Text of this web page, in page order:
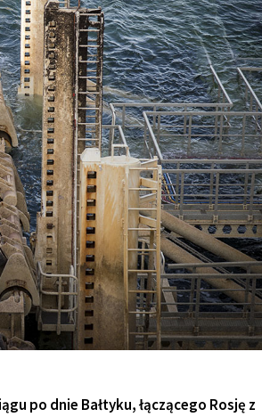
po dnie Bałtyku, łączącego Rosję z